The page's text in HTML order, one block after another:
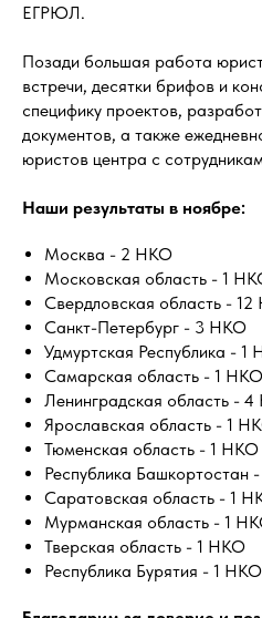
ЕГРЮЛ.
Позади большая работа
встречи, десятки брифов и
специфику проектов,
документов, а также
юристов центра с
Наши результаты в ноябре:
Москва - 2 НКО
Московская область - 1
Свердловская область -
Санкт-Петербург - 3 НКО
Удмуртская Республика - 1
Самарская область - 1 НКО
Ленинградская область -
Ярославская область - 1
Тюменская область - 1 НКО
Республика
Саратовская область - 1
Мурманская область - 1
Тверская область - 1 НКО
Республика Бурятия - 1 НКО